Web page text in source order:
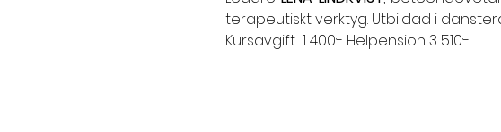
terapeutiskt verktyg. Utbildad i
Kursavgift  1 400:- Helpension 3 510:-